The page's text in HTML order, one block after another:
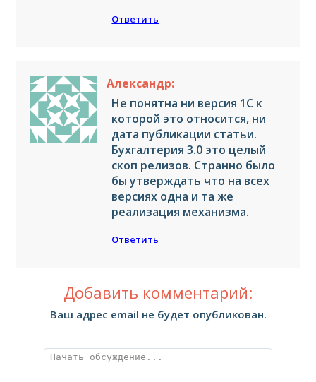
Ответить
Александр:
Не понятна ни версия 1С к
которой это относится, ни
дата публикации статьи.
Бухгалтерия 3.0 это целый
скоп релизов. Странно было
бы утверждать что на всех
версиях одна и та же
реализация механизма.
Ответить
Добавить комментарий:
Ваш адрес email не будет опубликован.